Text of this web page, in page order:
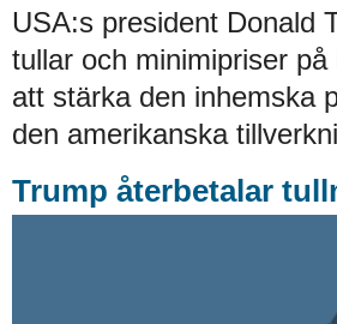
USA:s president Donald
tullar och minimipriser
att stärka den inhemska
den amerikanska
Trump återbetalar